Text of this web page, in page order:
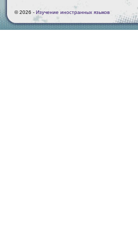
© 2026 - Изучение иностранных языков